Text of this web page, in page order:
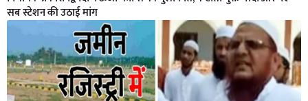
सब स्टेशन की उठाई मांग